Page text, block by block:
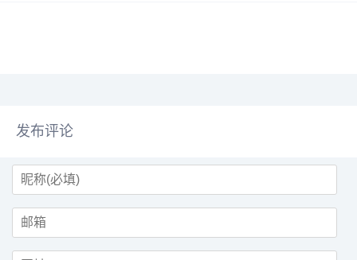
发布评论